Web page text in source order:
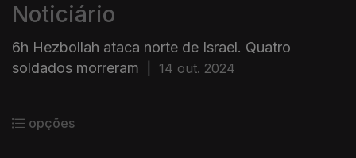
Noticiário
6h Hezbollah ataca norte de Israel. Quatro
soldados morreram
14 out. 2024
opções